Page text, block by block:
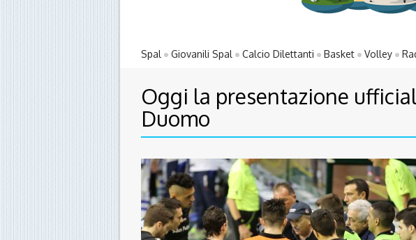
Spal Giovanili Spal Calcio Dilettanti Basket Volley
Oggi la presentazione
Duomo